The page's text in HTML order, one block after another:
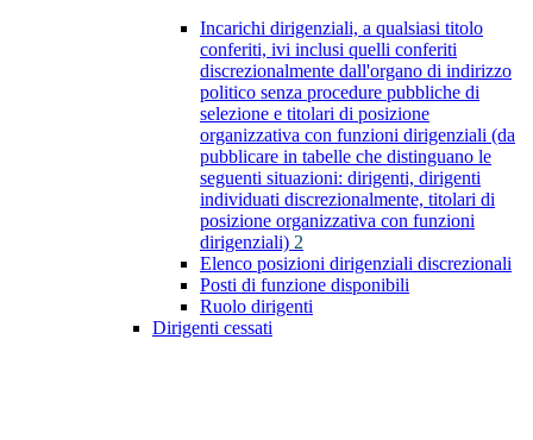
Incarichi dirigenziali, a qualsiasi titolo
conferiti, ivi inclusi quelli conferiti
discrezionalmente dall'organo di indirizzo
politico senza procedure pubbliche di
selezione e titolari di posizione
organizzativa con funzioni dirigenziali (da
pubblicare in tabelle che distinguano le
seguenti situazioni: dirigenti, dirigenti
individuati discrezionalmente, titolari di
posizione organizzativa con funzioni
dirigenziali) 2
Elenco posizioni dirigenziali discrezionali
Posti di funzione disponibili
Ruolo dirigenti
Dirigenti cessati